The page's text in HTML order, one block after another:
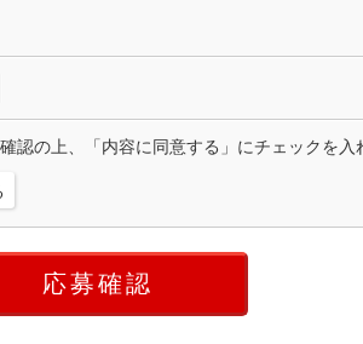
認の上、「内容に同意する」にチェックを入